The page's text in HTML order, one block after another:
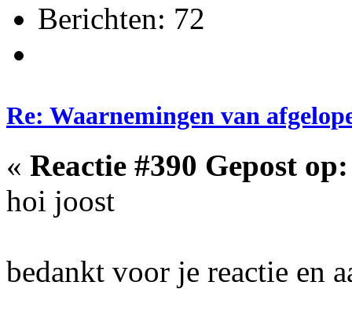
Berichten: 72
Re: Waarnemingen van
« Reactie #390 Gepost op:
hoi joost
bedankt voor je reactie en